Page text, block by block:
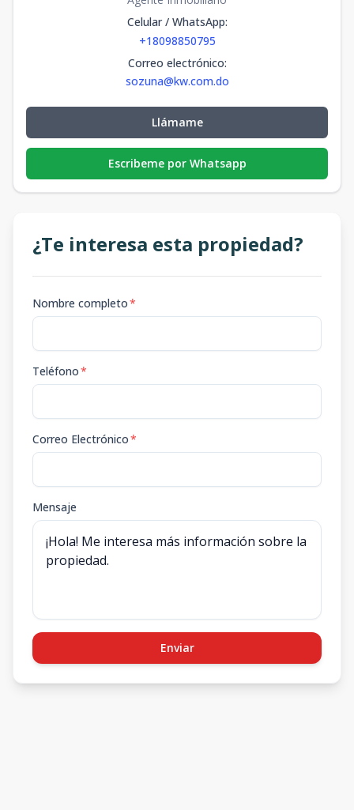
Celular / WhatsApp:
+18098850795
Correo electrónico:
sozuna@kw.com.do
Llámame
Escribeme por Whatsapp
¿Te interesa esta propiedad?
Nombre completo*
Teléfono*
Correo Electrónico*
Mensaje
Enviar